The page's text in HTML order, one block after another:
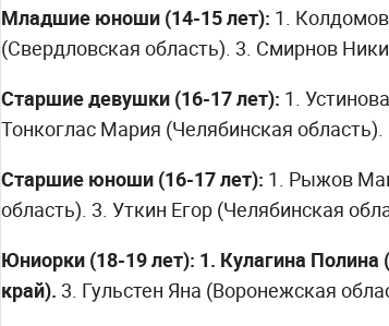
Младшие юноши (14-15 лет): 1.
(Свердловская область). 3. Смирнов
Старшие девушки (16-17 лет): 1.
Тонкоглас Мария (Челябинская область).
Старшие юноши (16-17 лет): 1. Рыжов
область). 3. Уткин Егор (Челябинская
Юниорки (18-19 лет): 1. Кулагина
край). 3. Гульстен Яна (Воронежская